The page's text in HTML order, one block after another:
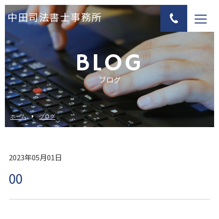
中田司法書士事務所
BLOG
ブログ
ホーム ブログ
2023年05月01日
00